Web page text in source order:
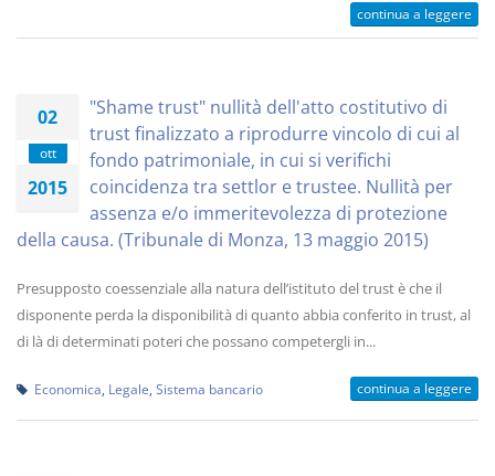
continua a leggere
02
ott
2015
"Shame trust" nullità dell'atto costitutivo di
trust finalizzato a riprodurre vincolo di cui al
fondo patrimoniale, in cui si verifichi
coincidenza tra settlor e trustee. Nullità per
assenza e/o immeritevolezza di protezione
della causa. (Tribunale di Monza, 13 maggio 2015)
Presupposto coessenziale alla natura dell’istituto del trust è che il
disponente perda la disponibilità di quanto abbia conferito in trust, al
di là di determinati poteri che possano competergli in...
Economica Legale Sistema bancario continua a leggere